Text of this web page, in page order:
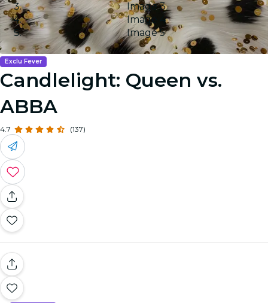
Image 3
Image 4
Image 5
Exclu Fever
Candlelight: Queen vs.
ABBA
4.7 (137)